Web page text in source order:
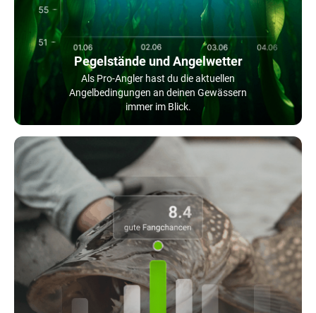
Pegelstände und Angelwetter
Als Pro-Angler hast du die aktuellen
Angelbedingungen an deinen Gewässern
immer im Blick.